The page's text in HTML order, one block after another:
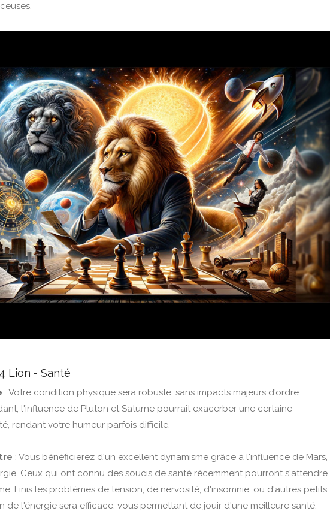
Lion - Santé
: Votre condition physique sera robuste, sans impacts majeurs d'ordre
l'influence de Pluton et Saturne pourrait exacerber une certaine
rendant votre humeur parfois difficile.
: Vous bénéficierez d'un excellent dynamisme grâce à l'influence de Mars,
Ceux qui ont connu des soucis de santé récemment pourront s'attendre
Finis les problèmes de tension, de nervosité, d'insomnie, ou d'autres petits
de l'énergie sera efficace, vous permettant de jouir d'une meilleure santé.